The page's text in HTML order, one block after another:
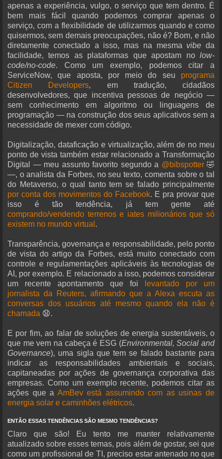
apenas a experiência, vulgo, o serviço que tem dentro. É
bem mais fácil quando podemos comprar apenas o
serviço, com a flexibilidade de utilizarmos quando e como
quisermos, sem demais preocupações, não é? Bom, e não
diretamente conectado a isso, mas na mesma vibe da
facilidade, temos as plataformas que apostam no low-
code/no-code. Como um exemplo, podemos citar a
ServiceNow, que aposta, por meio do seu programa
Citizen Developers, em tradução, cidadãos
desenvolvedores, que incentiva pessoas de negócio —
sem conhecimento em algoritmo ou linguagens de
programação — na construção dos seus aplicativos sem a
necessidade de mexer com código.
Digitalização, dataficação e virtualização, além de no meu
ponto de vista também estar relacionado a Transformação
Digital — meu assunto favorito segundo a @bibspotter🤣
—, o analista da Forbes, no seu texto, comenta sobre o tal
do Metaverso, o qual tanto tem se falado principalmente
por conta dos movimentos do Facebook. E pra provar que
isso é tão tendência, já tem gente até
comprando/vendendo terrenos e iates milionários que só
existem no mundo virtual .
Transparência, governança e responsabilidade, pelo ponto
de vista do artigo da Forbes, está muito conectado com
controle e regulamentações aplicáveis às tecnologias de
AI, por exemplo. E relacionado a isso, podemos considerar
um recente apontamento que foi
levantado por um
jornalista da Reuters, afirmando que a Alexa escuta as
conversas dos usuários até mesmo quando ela não é
chamada 😧.
E por fim, ao falar de soluções de energia sustentáveis, o
que me vem na cabeça é ESG (Environmental, Social and
Governance), uma sigla que tem se falado bastante para
indicar as responsabilidades ambientais e sociais,
capitaneadas por ações de governança corporativa das
empresas. Como um exemplo recente, podemos citar as
ações que a AmBev está assumindo com as usinas de
energia solar e caminhões elétricos.
ENTÃO ESSAS TENDÊNCIAS SÃO MESMO TENDÊNCIAS?
Claro que são! Eu tento me manter relativamente
atualizado sobre esses temas, pois além de gostar, sei que
como um profissional de TI, preciso estar antenado no que